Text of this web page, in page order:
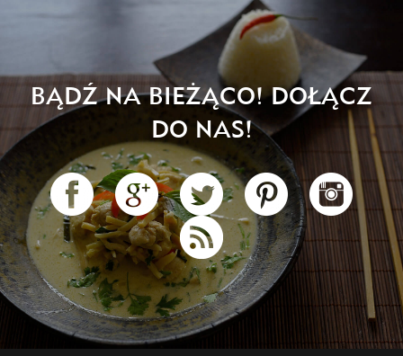
BĄDŹ NA BIEŻĄCO! DOŁĄCZ
DO NAS!